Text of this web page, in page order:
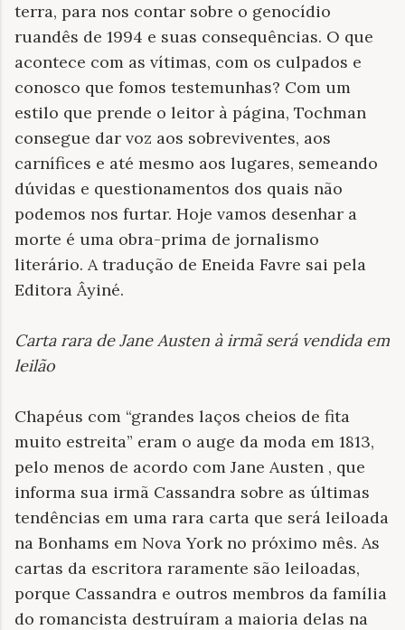
terra, para nos contar sobre o genocídio
ruandês de 1994 e suas consequências. O que
acontece com as vítimas, com os culpados e
conosco que fomos testemunhas? Com um
estilo que prende o leitor à página, Tochman
consegue dar voz aos sobreviventes, aos
carnífices e até mesmo aos lugares, semeando
dúvidas e questionamentos dos quais não
podemos nos furtar. Hoje vamos desenhar a
morte é uma obra-prima de jornalismo
literário. A tradução de Eneida Favre sai pela
Editora Âyiné.
Carta rara de Jane Austen à irmã será vendida em
leilão
Chapéus com “grandes laços cheios de fita
muito estreita” eram o auge da moda em 1813,
pelo menos de acordo com Jane Austen , que
informa sua irmã Cassandra sobre as últimas
tendências em uma rara carta que será leiloada
na Bonhams em Nova York no próximo mês. As
cartas da escritora raramente são leiloadas,
porque Cassandra e outros membros da família
do romancista destruíram a maioria delas na